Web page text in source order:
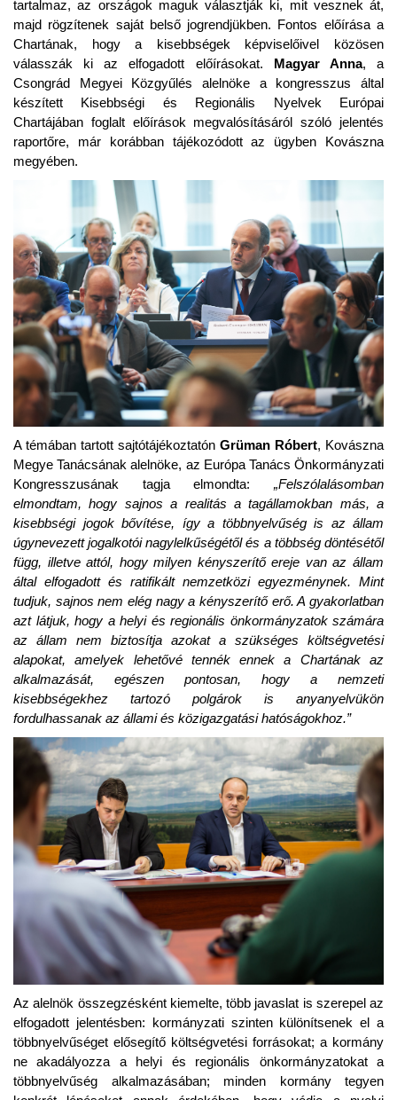
tartalmaz, az országok maguk választják ki, mit vesznek át,
majd rögzítenek saját belső jogrendjükben. Fontos előírása a
Chartának, hogy a kisebbségek képviselőivel közösen
válasszák ki az elfogadott előírásokat. Magyar Anna, a
Csongrád Megyei Közgyűlés alelnöke a kongresszus által
készített Kisebbségi és Regionális Nyelvek Európai
Chartájában foglalt előírások megvalósításáról szóló jelentés
raportőre, már korábban tájékozódott az ügyben Kovászna
megyében.
A témában tartott sajtótájékoztatón Grüman Róbert, Kovászna
Megye Tanácsának alelnöke, az Európa Tanács Önkormányzati
Kongresszusának tagja elmondta: „Felszólalásomban
elmondtam, hogy sajnos a realitás a tagállamokban más, a
kisebbségi jogok bővítése, így a többnyelvűség is az állam
úgynevezett jogalkotói nagylelkűségétől és a többség döntésétől
függ, illetve attól, hogy milyen kényszerítő ereje van az állam
által elfogadott és ratifikált nemzetközi egyezménynek. Mint
tudjuk, sajnos nem elég nagy a kényszerítő erő. A gyakorlatban
azt látjuk, hogy a helyi és regionális önkormányzatok számára
az állam nem biztosítja azokat a szükséges költségvetési
alapokat, amelyek lehetővé tennék ennek a Chartának az
alkalmazását, egészen pontosan, hogy a nemzeti
kisebbségekhez tartozó polgárok is anyanyelvükön
fordulhassanak az állami és közigazgatási hatóságokhoz.”
Az alelnök összegzésként kiemelte, több javaslat is szerepel az
elfogadott jelentésben: kormányzati szinten különítsenek el a
többnyelvűséget elősegítő költségvetési forrásokat; a kormány
ne akadályozza a helyi és regionális önkormányzatokat a
többnyelvűség alkalmazásában; minden kormány tegyen